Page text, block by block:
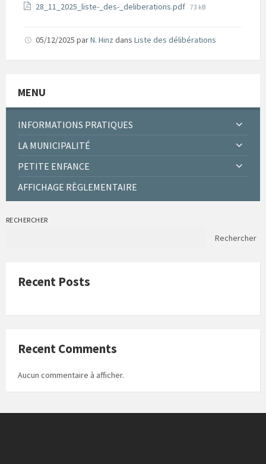
28_11_2025_liste-_des-_deliberations.pdf File
73 kB
05/12/2025 parN. Hinz dans Liste des délibérations
MENU
INFORMATIONS PRATIQUES
LA MUNICIPALITÉ
PETITE ENFANCE
AFFICHAGE RÈGLEMENTAIRE
RECHERCHER
Rechercher
Recent Posts
Recent Comments
Aucun commentaire à afficher.